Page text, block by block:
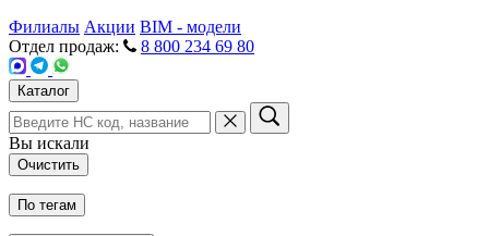
Филиалы Акции BIM - модели
Отдел продаж:
8 800 234 69 80
Каталог
Вы искали
Очистить
По тегам